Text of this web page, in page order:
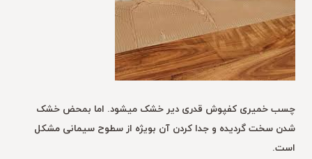
چسب خمیری کفپوش قدری دیر خشک میشود. اما بمحض خشک
شدن سخت گردیده و جدا کردن آن بویژه از سطوح سیمانی مشکل
است.